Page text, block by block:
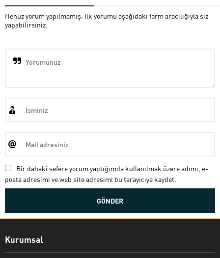
Henüz yorum yapılmamış. İlk yorumu aşağıdaki form aracılığıyla siz
yapabilirsiniz.
Bir dahaki sefere yorum yaptığımda kullanılmak üzere adımı, e-
posta adresimi ve web site adresimi bu tarayıcıya kaydet.
Kurumsal